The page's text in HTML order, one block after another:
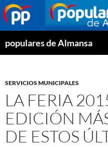
populares de Almansa
SERVICIOS MUNICIPALES
LA FERIA
EDICIÓN
DE ESTOS